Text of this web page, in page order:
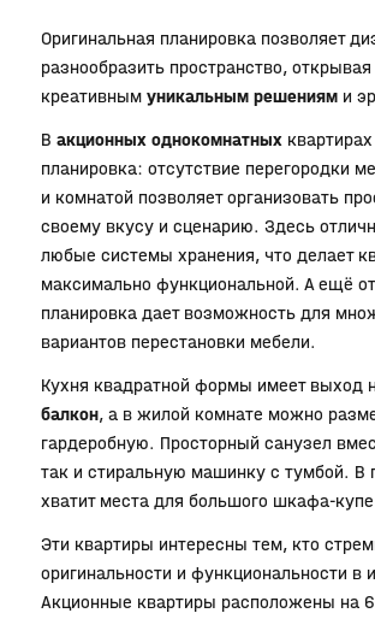
Оригинальная планировка позволяет
разнообразить пространство, открывая
креативным уникальным решениям и
В акционных однокомнатных
планировка: отсутствие перегородки
и комнатой позволяет организовать
своему вкусу и сценарию. Здесь
любые системы хранения, что делает
максимально функциональной. А ещё
планировка дает возможность для
вариантов перестановки мебели.
Кухня квадратной формы имеет выход
балкон, а в жилой комнате можно
гардеробную. Просторный санузел
так и стиральную машинку с тумбой. В
хватит места для большого шкафа-
Эти квартиры интересны тем, кто
оригинальности и функциональности в
Акционные квартиры расположены на